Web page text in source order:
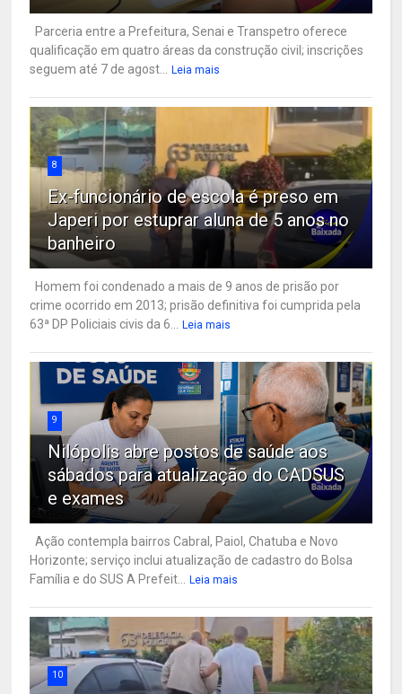
Parceria entre a Prefeitura, Senai e Transpetro oferece
qualificação em quatro áreas da construção civil; inscrições
seguem até 7 de agost...
Leia mais
8
Ex-funcionário de escola é preso em
Japeri por estuprar aluna de 5 anos no
banheiro
Homem foi condenado a mais de 9 anos de prisão por
crime ocorrido em 2013; prisão definitiva foi cumprida pela
63ª DP Policiais civis da 6...
Leia mais
9
Nilópolis abre postos de saúde aos
sábados para atualização do CADSUS
e exames
Ação contempla bairros Cabral, Paiol, Chatuba e Novo
Horizonte; serviço inclui atualização de cadastro do Bolsa
Família e do SUS A Prefeit...
Leia mais
10